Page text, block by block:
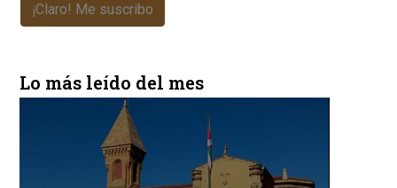
¡Claro! Me suscribo
Lo más leído del mes